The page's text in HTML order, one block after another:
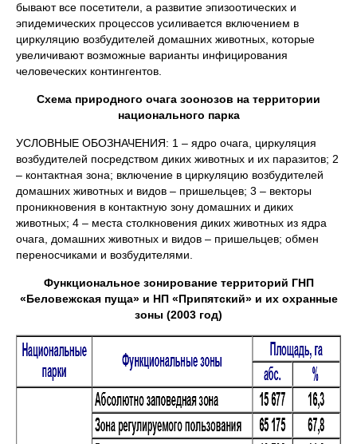
бывают все посетители, а развитие эпизоотических и
эпидемических процессов усиливается включением в
циркуляцию возбудителей домашних животных, которые
увеличивают возможные варианты инфицирования
человеческих контингентов.
Схема природного очага зоонозов на территории
национального парка
УСЛОВНЫЕ ОБОЗНАЧЕНИЯ: 1 – ядро очага, циркуляция
возбудителей посредством диких животных и их паразитов; 2
– контактная зона; включение в циркуляцию возбудителей
домашних животных и видов – пришельцев; 3 – векторы
проникновения в контактную зону домашних и диких
животных; 4 – места столкновения диких животных из ядра
очага, домашних животных и видов – пришельцев; обмен
переносчиками и возбудителями.
Функциональное зонирование территорий ГНП
«Беловежская пуща» и НП «Припятский» и их охранные
зоны (2003 год)